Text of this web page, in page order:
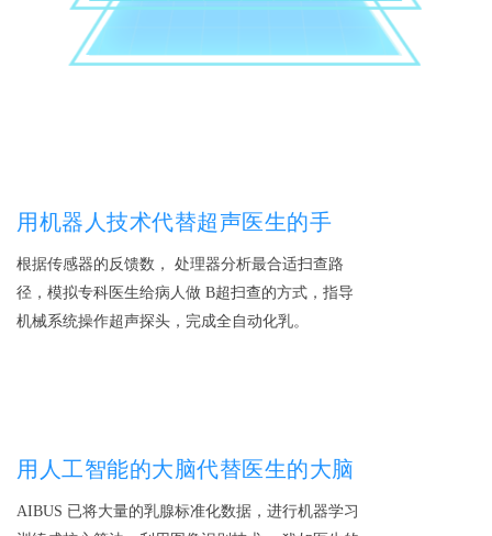
用机器人技术代替超声医生的手
根据传感器的反馈数， 处理器分析最合适扫查路
径，模拟专科医生给病人做 B超扫查的方式，指导
机械系统操作超声探头，完成全自动化乳。
用人工智能的大脑代替医生的大脑
AIBUS 已将大量的乳腺标准化数据，进行机器学习